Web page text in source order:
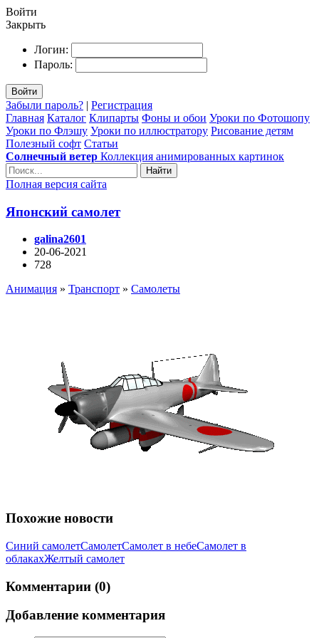
Войти
Закрыть
Логин:
Пароль:
Войти
Забыли пароль? | Регистрация
Главная Каталог Клипарты Фоны и обои Уроки по Фотошопу
Уроки по Флэшу Уроки по иллюстратору Рисование детям
Полезный софт Статьи
Солнечный ветер Коллекция анимированных картинок
Найти
Полная версия сайта
Японский самолет
galina2601
20-06-2021
728
Анимация » Транспорт » Самолеты
Похожие новости
Синий самолетСамолетСамолет в небеСамолет в
облакахЖелтый самолет
Комментарии (0)
Добавление комментария